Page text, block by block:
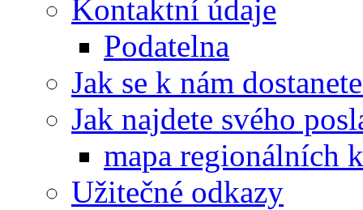
Kontaktní údaje
Podatelna
Jak se k nám
Jak najdete svého
mapa regionálních
Užitečné odkazy